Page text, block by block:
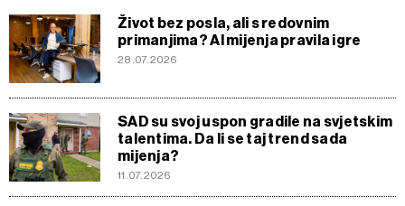
Život bez posla, ali s redovnim
primanjima? AI mijenja pravila igre
28.07.2026
SAD su svoj uspon gradile na svjetskim
talentima. Da li se taj trend sada
mijenja?
11.07.2026